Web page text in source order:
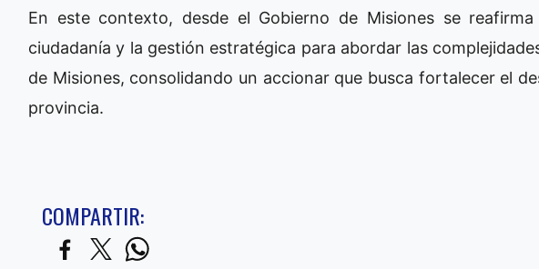
En este contexto, desde el Gobierno de Misiones se
ciudadanía y la gestión estratégica para abordar las
de Misiones, consolidando un accionar que busca fortalecer el
provincia.
COMPARTIR: